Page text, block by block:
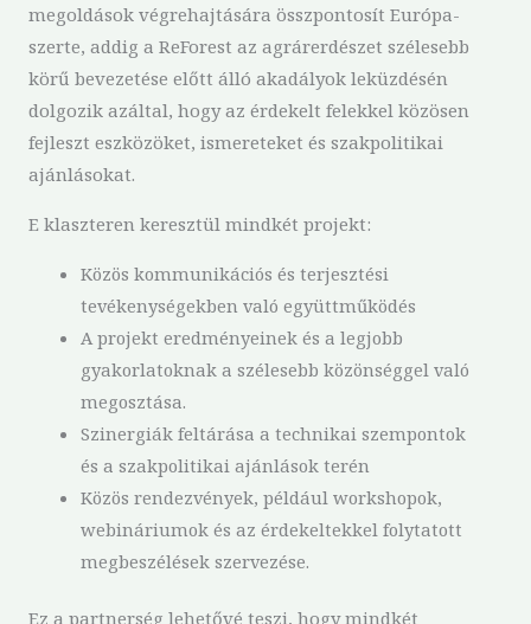
megoldások végrehajtására összpontosít Európa-
szerte, addig a ReForest az agrárerdészet szélesebb
körű bevezetése előtt álló akadályok leküzdésén
dolgozik azáltal, hogy az érdekelt felekkel közösen
fejleszt eszközöket, ismereteket és szakpolitikai
ajánlásokat.
E klaszteren keresztül mindkét projekt:
Közös kommunikációs és terjesztési
tevékenységekben való együttműködés
A projekt eredményeinek és a legjobb
gyakorlatoknak a szélesebb közönséggel való
megosztása.
Szinergiák feltárása a technikai szempontok
és a szakpolitikai ajánlások terén
Közös rendezvények, például workshopok,
webináriumok és az érdekeltekkel folytatott
megbeszélések szervezése.
Ez a partnerség lehetővé teszi, hogy mindkét